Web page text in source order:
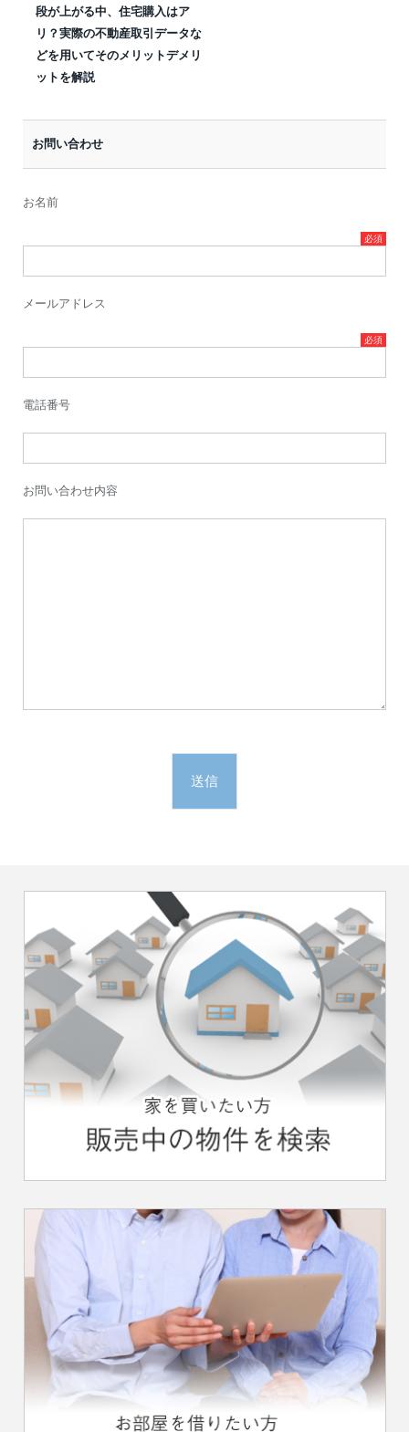
段が上がる中、住宅購入はア
リ？実際の不動産取引データな
どを用いてそのメリットデメリ
ットを解説
お問い合わせ
お名前
メールアドレス
電話番号
お問い合わせ内容